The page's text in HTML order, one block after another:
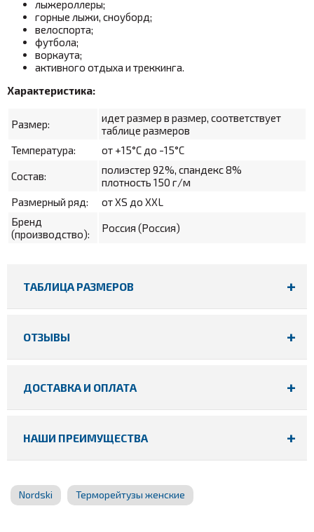
лыжероллеры;
горные лыжи, сноуборд;
велоспорта;
футбола;
воркаута;
активного отдыха и треккинга.
Характеристика:
Размер:
идет размер в размер, соответствует
таблице размеров
Температура:
от +15°С до -15°С
Состав:
полиэстер 92%, спандекс 8%
плотность 150 г/м
Размерный ряд:
от XS до XXL
Бренд
(производство):
Россия (Россия)
ТАБЛИЦА РАЗМЕРОВ
ОТЗЫВЫ
ДОСТАВКА И ОПЛАТА
НАШИ ПРЕИМУЩЕСТВА
Nordski Терморейтузы женские